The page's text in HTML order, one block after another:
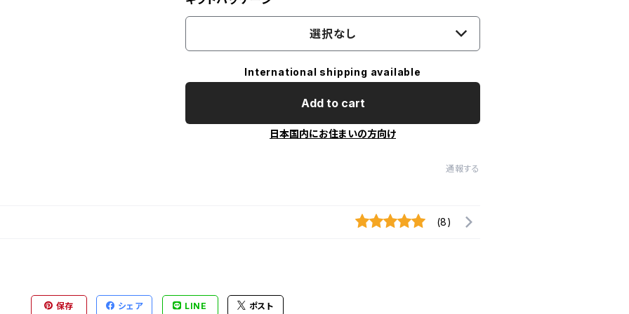
選択なし
International shipping available
Add to cart
日本国内にお住まいの方向け
通報する
(8)
保存 シェア LINE ポスト